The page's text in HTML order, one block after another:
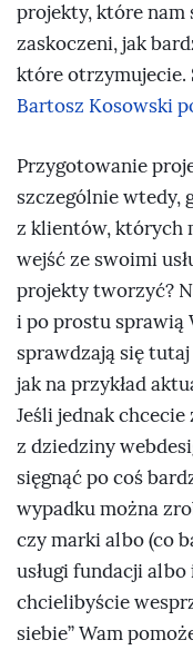
projekty, które nam
zaskoczeni, jak
które otrzymujecie.
Bartosz Kosowski
Przygotowanie
szczególnie wtedy,
z klientów, których
wejść ze swoimi
projekty tworzyć?
i po prostu sprawią
sprawdzają się
jak na przykład
Jeśli jednak
z dziedziny
sięgnąć po coś
wypadku można
czy marki albo (co
usługi fundacji
chcielibyście
siebie” Wam